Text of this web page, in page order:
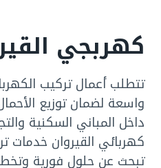
كهربجي
تتطلب أعمال تركيب
واسعة لضمان توزيع
داخل المباني السكنية
كهربائي القيروان خدمات
تبحث عن حلول فورية